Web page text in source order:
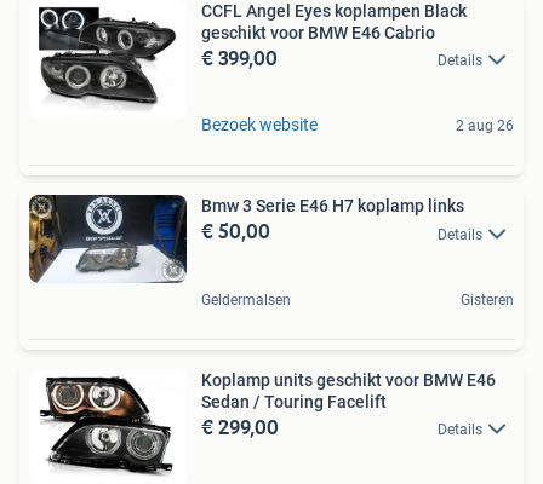
CCFL Angel Eyes koplampen Black
geschikt voor BMW E46 Cabrio
€ 399,00 Details
Bezoek website 2 aug 26
Bmw 3 Serie E46 H7 koplamp links
€ 50,00 Details
Geldermalsen Gisteren
Koplamp units geschikt voor BMW E46
Sedan / Touring Facelift
€ 299,00 Details